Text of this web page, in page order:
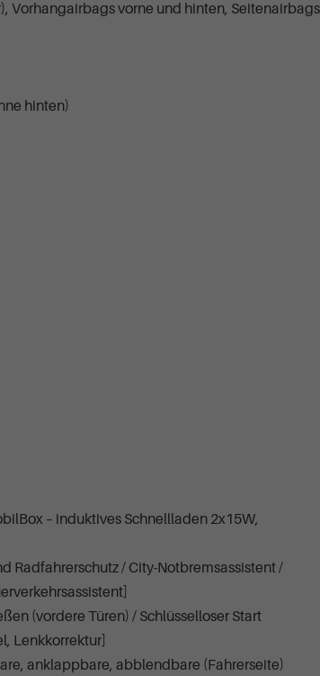
Vorhangairbags vorne und hinten, Seitenairbags
hinten)
– induktives Schnellladen 2x15W,
Radfahrerschutz / City-Notbremsassistent /
(vordere Türen) / Schlüsselloser Start
Lenkkorrektur]
anklappbare, abblendbare (Fahrerseite)